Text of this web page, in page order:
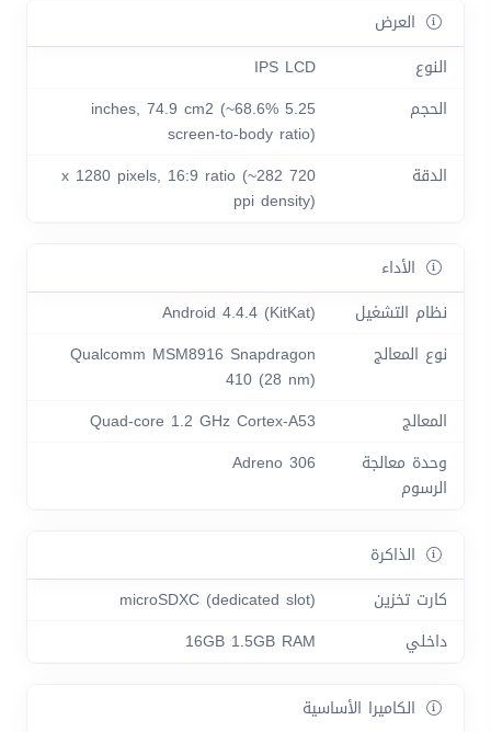
العرض
النوع
IPS LCD
الحجم
5.25 inches, 74.9 cm2 (~68.6%
screen-to-body ratio)
الدقة
720 x 1280 pixels, 16:9 ratio (~282
ppi density)
الأداء
نظام التشغيل
Android 4.4.4 (KitKat)
نوع المعالج
Qualcomm MSM8916 Snapdragon
410 (28 nm)
المعالج
Quad-core 1.2 GHz Cortex-A53
وحدة معالجة
الرسوم
Adreno 306
الذاكرة
كارت تخزين
microSDXC (dedicated slot)
داخلي
16GB 1.5GB RAM
الكاميرا الأساسية